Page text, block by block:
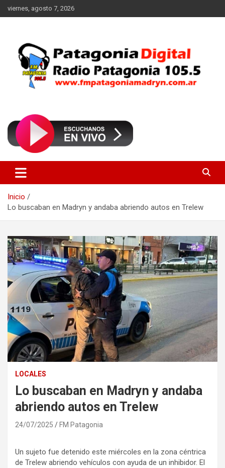
Saltar
al
viernes, agosto 7, 2026
FM Patagonia Madryn
Inicio
Lo buscaban en Madryn y andaba abriendo autos en Trelew
LOCALES
Lo buscaban en Madryn y andaba
abriendo autos en Trelew
24/07/2025 FM Patagonia
Un sujeto fue detenido este miércoles en la zona céntrica
de Trelew abriendo vehículos con ayuda de un inhibidor. El